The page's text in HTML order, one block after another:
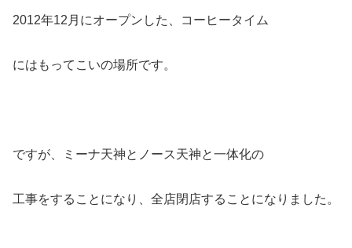
2012年12月にオープンした、コーヒータイム
にはもってこいの場所です。
ですが、ミーナ天神とノース天神と一体化の
工事をすることになり、全店閉店することになりました。